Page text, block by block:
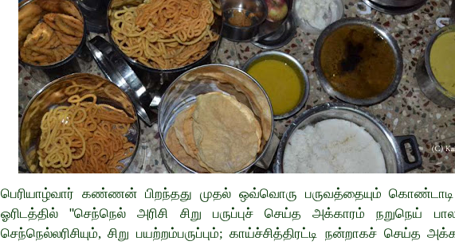
பெரியாழ்வார் கண்ணன் பிறந்தது முதல் ஒவ்வொரு பருவத்தையும் கொண்டாடி
ஓரிடத்தில் "செந்நெல் அரிசி சிறு பருப்புச் செய்த அக்காரம் நறுநெய்
செந்நெல்லரிசியும்,சிறு பயற்றம்பருப்பும்;காய்ச்சித்திரட்டி நன்றாகச் செய்த